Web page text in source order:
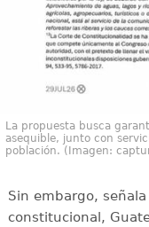
La propuesta busca
asequible, junto con
población. (Imagen:
Sin embargo,
constitucional,